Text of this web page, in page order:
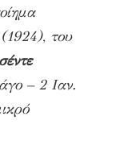
του
– 2 Ιαν.